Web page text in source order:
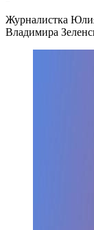
Журналистка
Владимира